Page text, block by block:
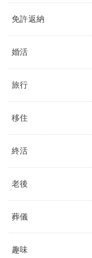
免許返納
婚活
旅行
移住
終活
老後
葬儀
趣味